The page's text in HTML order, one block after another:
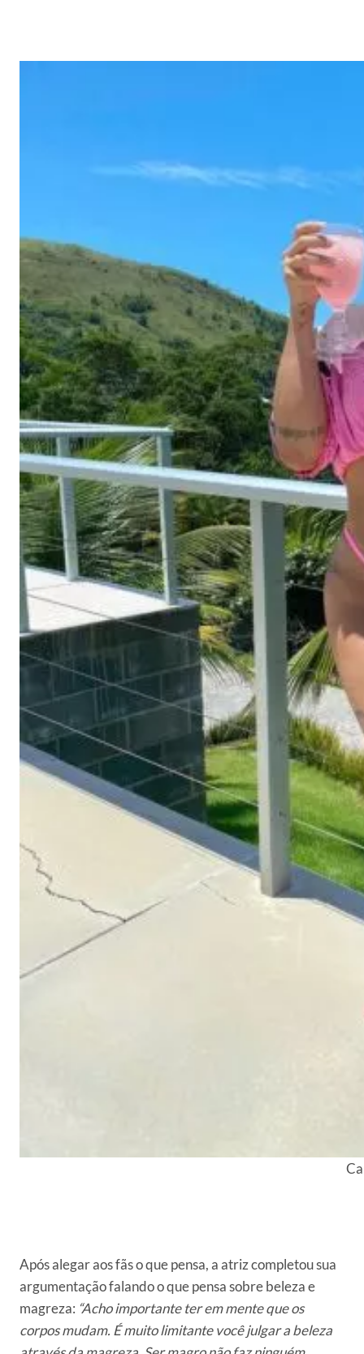
Após alegar aos fãs o que pensa, a atriz completou sua
argumentação falando o que pensa sobre beleza e
magreza: “Acho importante ter em mente que os
corpos mudam. É muito limitante você julgar a beleza